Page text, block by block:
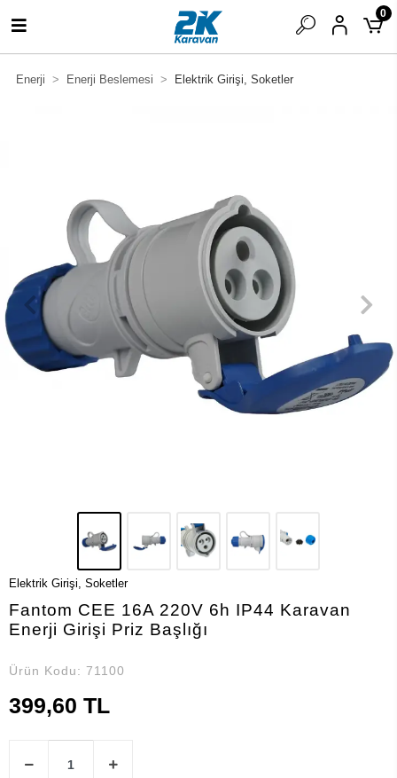
0
Enerji Enerji Beslemesi Elektrik Girişi, Soketler
Elektrik Girişi, Soketler
Fantom CEE 16A 220V 6h IP44 Karavan
Enerji Girişi Priz Başlığı
Ürün Kodu: 71100
399,60 TL